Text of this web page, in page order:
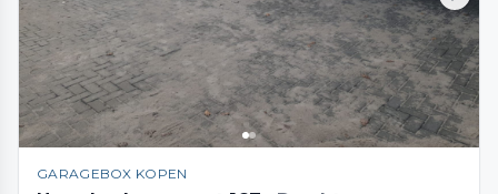
GARAGEBOX KOPEN